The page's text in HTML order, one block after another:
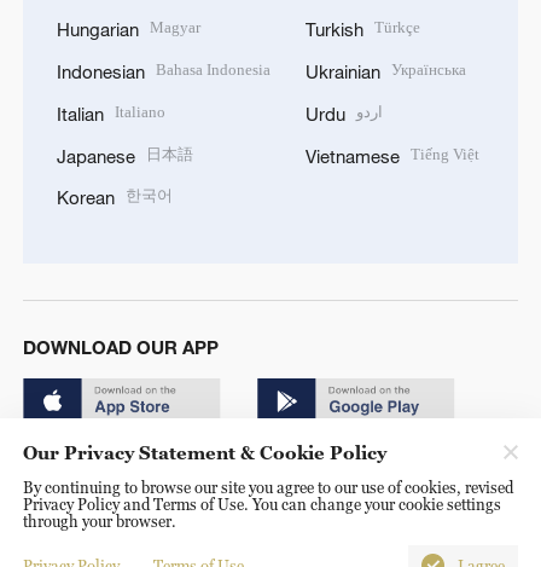
Hungarian Magyar
Indonesian Bahasa Indonesia
Italian Italiano
Japanese 日本語
Korean 한국어
Turkish Türkçe
Ukrainian Українська
Urdu اردو
Vietnamese Tiếng Việt
DOWNLOAD OUR APP
© China Radio International.CRI. All Rights Reserved. 16A
Shijingshan Road, Beijing, China. 100040
Our Privacy Statement & Cookie Policy
By continuing to browse our site you agree to our use of cookies, revised
Privacy Policy and Terms of Use. You can change your cookie settings
through your browser.